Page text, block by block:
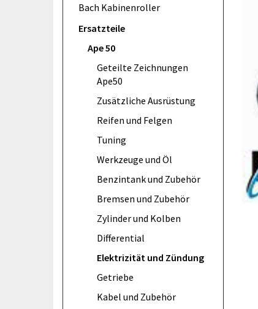
Bach Kabinenroller
Ersatzteile
Ape 50
Geteilte Zeichnungen
Ape50
Zusätzliche Ausrüstung
Reifen und Felgen
Tuning
Werkzeuge und Öl
Benzintank und Zubehör
Bremsen und Zubehör
Zylinder und Kolben
Differential
Elektrizität und Zündung
Getriebe
Kabel und Zubehör